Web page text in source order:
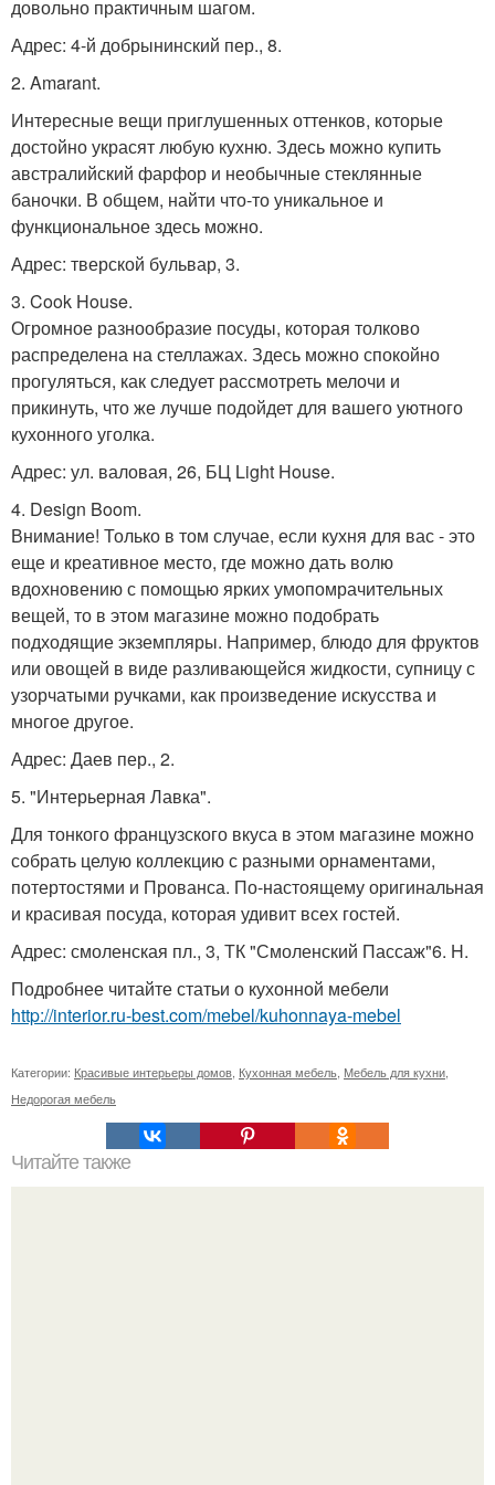
довольно практичным шагом.
Адрес: 4-й добрынинский пер., 8.
2. Amarant.
Интересные вещи приглушенных оттенков, которые
достойно украсят любую кухню. Здесь можно купить
австралийский фарфор и необычные стеклянные
баночки. В общем, найти что-то уникальное и
функциональное здесь можно.
Адрес: тверской бульвар, 3.
3. Cook House.
Огромное разнообразие посуды, которая толково
распределена на стеллажах. Здесь можно спокойно
прогуляться, как следует рассмотреть мелочи и
прикинуть, что же лучше подойдет для вашего уютного
кухонного уголка.
Адрес: ул. валовая, 26, БЦ Light House.
4. Design Boom.
Внимание! Только в том случае, если кухня для вас - это
еще и креативное место, где можно дать волю
вдохновению с помощью ярких умопомрачительных
вещей, то в этом магазине можно подобрать
подходящие экземпляры. Например, блюдо для фруктов
или овощей в виде разливающейся жидкости, супницу с
узорчатыми ручками, как произведение искусства и
многое другое.
Адрес: Даев пер., 2.
5. "Интерьерная Лавка".
Для тонкого французского вкуса в этом магазине можно
собрать целую коллекцию с разными орнаментами,
потертостями и Прованса. По-настоящему оригинальная
и красивая посуда, которая удивит всех гостей.
Адрес: смоленская пл., 3, ТК "Смоленский Пассаж"6. H.
Подробнее читайте статьи о кухонной мебели
http://interior.ru-best.com/mebel/kuhonnaya-mebel
Категории: Красивые интерьеры домов Кухонная мебель Мебель для кухни
Недорогая мебель
Читайте также